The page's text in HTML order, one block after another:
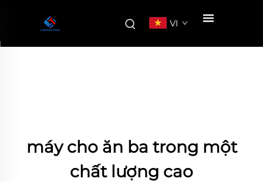
VI
máy cho ăn ba trong một
chất lượng cao